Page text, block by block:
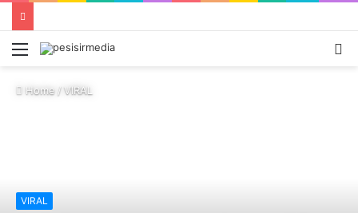
Menu
Home/VIRAL
VIRAL